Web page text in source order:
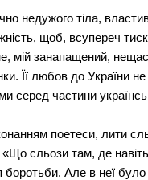
недужого тіла,
щоб, всупереч
мій занапащений,
Її любов до України
серед частини
поетеси, лити
сльози там, де
боротьби. Але в неї